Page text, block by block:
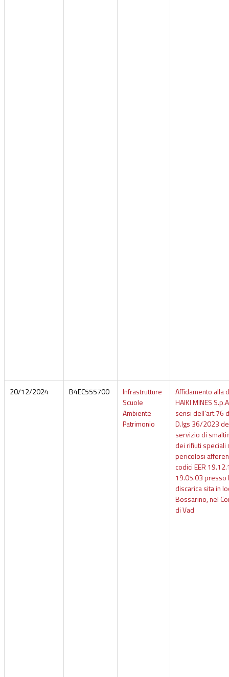
20/12/2024 B4EC555700
Infrastrutture
Scuole
Ambiente
Patrimonio
Affidamento alla
HAIKI MINES
sensi dell’art.76
D.lgs 36/2023
servizio di
dei rifiuti speciali
pericolosi
codici EER
19.05.03 presso
discarica sita in
Bossarino, nel
di Vad